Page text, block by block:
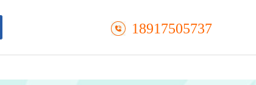
18917505737